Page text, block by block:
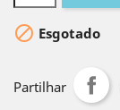
 Esgotado
Partilhar